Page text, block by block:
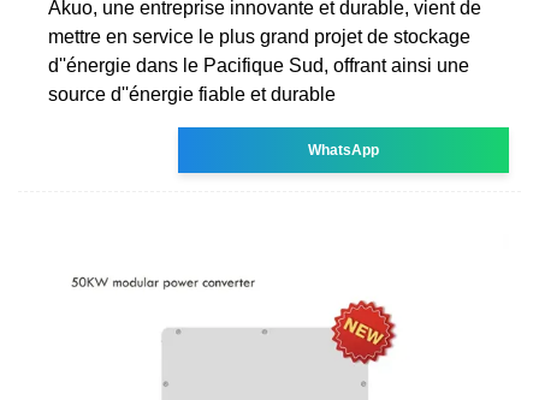
Akuo, une entreprise innovante et durable, vient de
mettre en service le plus grand projet de stockage
d''énergie dans le Pacifique Sud, offrant ainsi une
source d''énergie fiable et durable
WhatsApp